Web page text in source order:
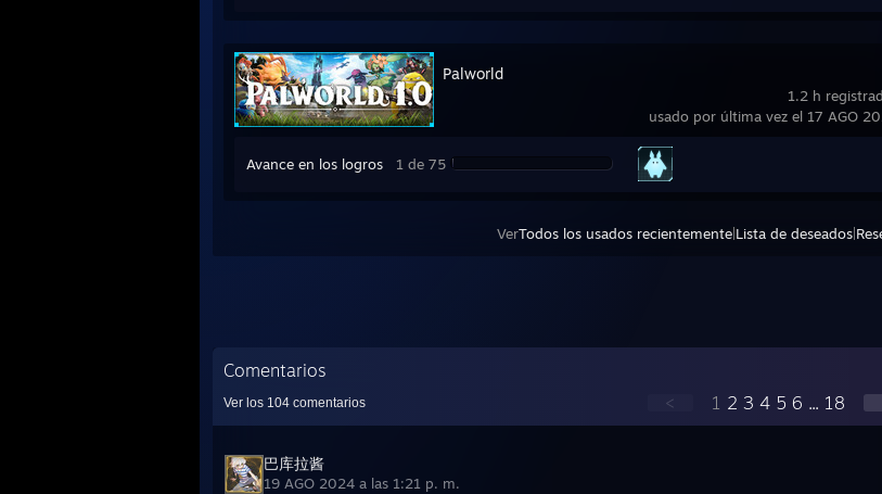
1.2 h
usado por última vez el 17 AGO
Palworld
Avance en los logros 1 de 75
VerTodos los usados recientemente Lista de deseados
Comentarios
Ver los 104 comentarios < 1 2 3 4 5 6 ... 18
巴库拉酱
19 AGO 2024 a las 1:21 p. m.